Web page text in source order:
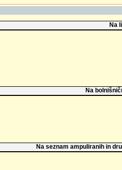
Na
Na
Na seznam ampuliranih in